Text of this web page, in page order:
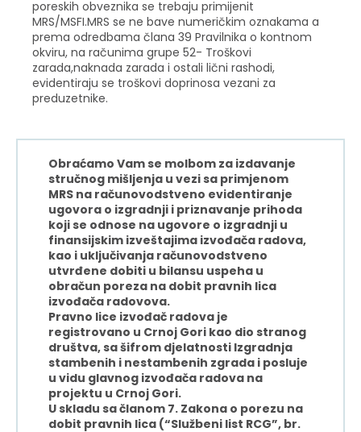
poreskih obveznika se trebaju primijenit
MRS/MSFI.MRS se ne bave numeričkim oznakama a
prema odredbama člana 39 Pravilnika o kontnom
okviru, na računima grupe 52- Troškovi
zarada,naknada zarada i ostali lični rashodi,
evidentiraju se troškovi doprinosa vezani za
preduzetnike.
Obraćamo Vam se molbom za izdavanje
stručnog mišljenja u vezi sa primjenom
MRS na računovodstveno evidentiranje
ugovora o izgradnji i priznavanje prihoda
koji se odnose na ugovore o izgradnji u
finansijskim izveštajima izvođača radova,
kao i uključivanja računovodstveno
utvrđene dobiti u bilansu uspeha u
obračun poreza na dobit pravnih lica
izvođača radovova.
Pravno lice izvođač radova je
registrovano u Crnoj Gori kao dio stranog
društva, sa šifrom djelatnosti Izgradnja
stambenih i nestambenih zgrada i posluje
u vidu glavnog izvođača radova na
projektu u Crnoj Gori.
U skladu sa članom 7. Zakona o porezu na
dobit pravnih lica (“Službeni list RCG”, br.